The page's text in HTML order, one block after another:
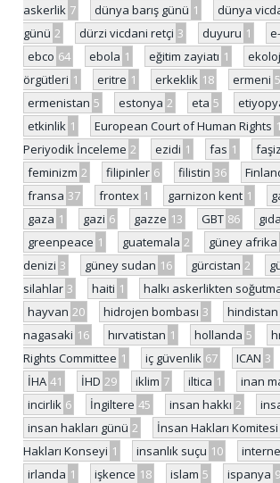
askerlik 7 dünya barış günü 1
dünya
günü 2 dürzi vicdani retçi 3 duyuru 1
ebco 64 ebola 1 eğitim zayiatı 1
örgütleri 1 eritre 1 erkeklik 18 ermeni 5
ermenistan 5 estonya 2 eta 5
etkinlik 1 European Court of Human Rights 1
Periyodik İnceleme 2 ezidi 1 fas 1
feminizm 2 filipinler 6 filistin 36
fransa 37 frontex 1 garnizon kent 1
gaza 1 gazi 6 gazze 13 GBT 86 gıda
greenpeace 1 guatemala 2 güney afrika
denizi 3 güney sudan 16 gürcistan 2
silahlar 3 haiti 1 halkı askerlikten
hayvan 20 hidrojen bombası 3 hindistan
nagasaki 16 hırvatistan 1 hollanda 5
Rights Committee 1 iç güvenlik 67 ICAN 3
İHA 41 İHD 29 iklim 7 iltica 1 inan
incirlik 6 İngiltere 45 insan hakkı 2
insan hakları günü 2 İnsan Hakları Komitesi
Hakları Konseyi 1 insanlık suçu 10
irlanda 1 işkence 18 islam 5 ispanya 9